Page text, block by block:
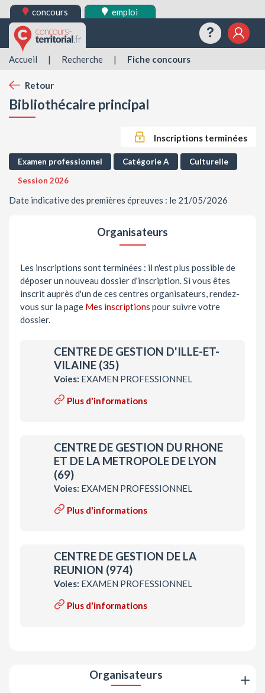
concours emploi
Accueil | Recherche | Fiche concours
Retour
Bibliothécaire principal
Inscriptions terminées
Examen professionnel Catégorie A
Culturelle
Session 2026
Date indicative des premières épreuves : le 21/05/2026
Organisateurs
Les inscriptions sont terminées : il n'est plus possible de
déposer un nouveau dossier d'inscription. Si vous êtes
inscrit auprès d'un de ces centres organisateurs, rendez-
vous sur la page Mes inscriptions pour suivre votre
dossier.
CENTRE DE GESTION D'ILLE-ET-
VILAINE (35)
Voies: EXAMEN PROFESSIONNEL
Plus d'informations
CENTRE DE GESTION DU RHONE
ET DE LA METROPOLE DE LYON
(69)
Voies: EXAMEN PROFESSIONNEL
Plus d'informations
CENTRE DE GESTION DE LA
REUNION (974)
Voies: EXAMEN PROFESSIONNEL
Plus d'informations
Organisateurs